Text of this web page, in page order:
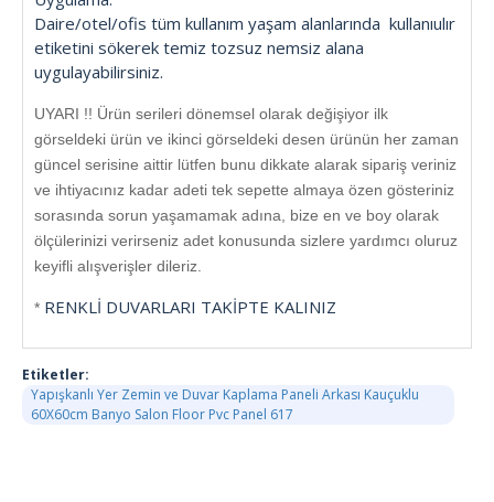
Daire/otel/ofis tüm kullanım yaşam alanlarında kullanıulır
etiketini sökerek temiz tozsuz nemsiz alana
uygulayabilirsiniz.
UYARI !! Ürün serileri dönemsel olarak değişiyor ilk
görseldeki ürün ve ikinci görseldeki desen ürünün her zaman
güncel serisine aittir lütfen bunu dikkate alarak sipariş veriniz
ve ihtiyacınız kadar adeti tek sepette almaya özen gösteriniz
sorasında sorun yaşamamak adına, bize en ve boy olarak
ölçülerinizi verirseniz adet konusunda sizlere yardımcı oluruz
keyifli alışverişler dileriz.
* RENKLİ DUVARLARI TAKİPTE KALINIZ
Etiketler:
Yapışkanlı Yer Zemin ve Duvar Kaplama Paneli Arkası Kauçuklu
60X60cm Banyo Salon Floor Pvc Panel 617